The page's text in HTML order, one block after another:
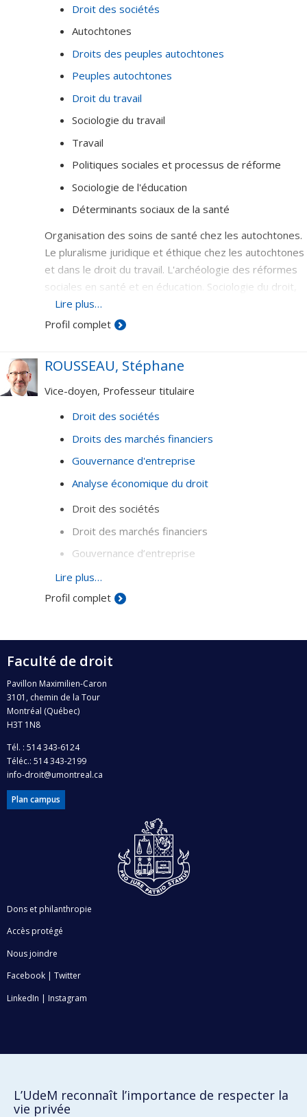
Droit des sociétés
Autochtones
Droits des peuples autochtones
Peuples autochtones
Droit du travail
Sociologie du travail
Travail
Politiques sociales et processus de réforme
Sociologie de l'éducation
Déterminants sociaux de la santé
Organisation des soins de santé chez les autochtones.
Le pluralisme juridique et éthique chez les autochtones
et dans le droit du travail. L'archéologie des réformes
sociales en santé et en éducation. Sociologie du droit,
de l'éthique et de l'internormativité.
Lire plus…
Profil complet
ROUSSEAU, Stéphane
Vice-doyen, Professeur titulaire
Droit des sociétés
Droits des marchés financiers
Gouvernance d'entreprise
Analyse économique du droit
Droit des sociétés
Droit des marchés financiers
Gouvernance d’entreprise
Analyse économique du droit
Lire plus…
Profil complet
Faculté de droit
Pavillon Maximilien-Caron
3101, chemin de la Tour
Montréal (Québec)
H3T 1N8
Tél. : 514 343-6124
Téléc.: 514 343-2199
info-droit@umontreal.ca
Plan campus
Dons et philanthropie
Accès protégé
Nous joindre
Facebook | Twitter
LinkedIn | Instagram
L’UdeM reconnaît l’importance de respecter la
vie privée